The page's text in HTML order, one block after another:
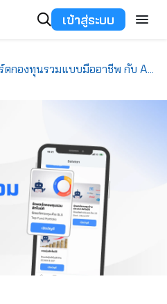
เข้าสู่ระบบ
จัดพอร์ตกองทุนรวมแบบมืออาชีพ กับ Auto Top Funds Portfolio